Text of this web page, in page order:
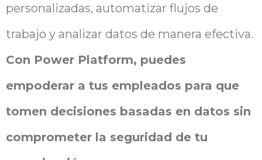
personalizadas, automatizar flujos de
trabajo y analizar datos de manera efectiva.
Con Power Platform, puedes
empoderar a tus empleados para que
tomen decisiones basadas en datos sin
comprometer la seguridad de tu